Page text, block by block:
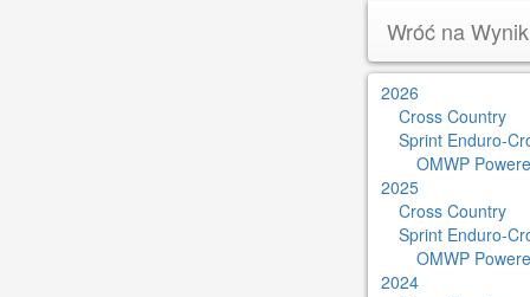
Wróć na
2026
Cross Country
Sprint Enduro-
OMWP
2025
Cross Country
Sprint Enduro-
OMWP
2024